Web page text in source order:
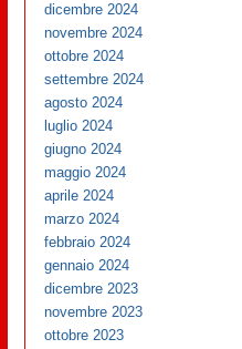
dicembre 2024
novembre 2024
ottobre 2024
settembre 2024
agosto 2024
luglio 2024
giugno 2024
maggio 2024
aprile 2024
marzo 2024
febbraio 2024
gennaio 2024
dicembre 2023
novembre 2023
ottobre 2023